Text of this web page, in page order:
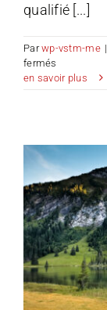
qualifié [...]
Parwp-vstm-me |
fermés
Place
Branding
qui
en
vaut
la
peine
en savoir plus